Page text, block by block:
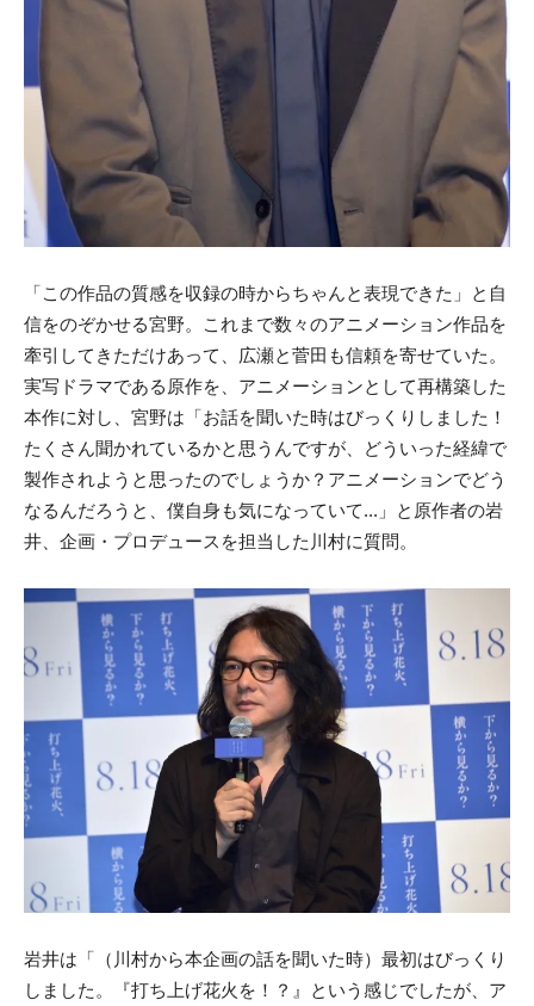
「この作品の質感を収録の時からちゃんと表現できた」と自
信をのぞかせる宮野。これまで数々のアニメーション作品を
牽引してきただけあって、広瀬と菅田も信頼を寄せていた。
実写ドラマである原作を、アニメーションとして再構築した
本作に対し、宮野は「お話を聞いた時はびっくりしました！
たくさん聞かれているかと思うんですが、どういった経緯で
製作されようと思ったのでしょうか？アニメーションでどう
なるんだろうと、僕自身も気になっていて...」と原作者の岩
井、企画・プロデュースを担当した川村に質問。
岩井は「（川村から本企画の話を聞いた時）最初はびっくり
しました。『打ち上げ花火を！？』という感じでしたが、ア